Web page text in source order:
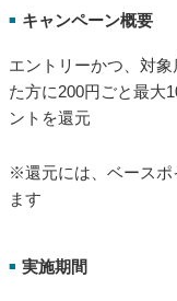
■ キャンペーン概要
エントリーかつ、対
た方に200円ごと最大
ントを還元
※還元には、ベースポ
ます
■ 実施期間